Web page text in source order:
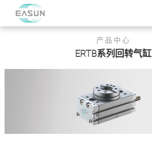
产品中心
ERTB系列回转气缸